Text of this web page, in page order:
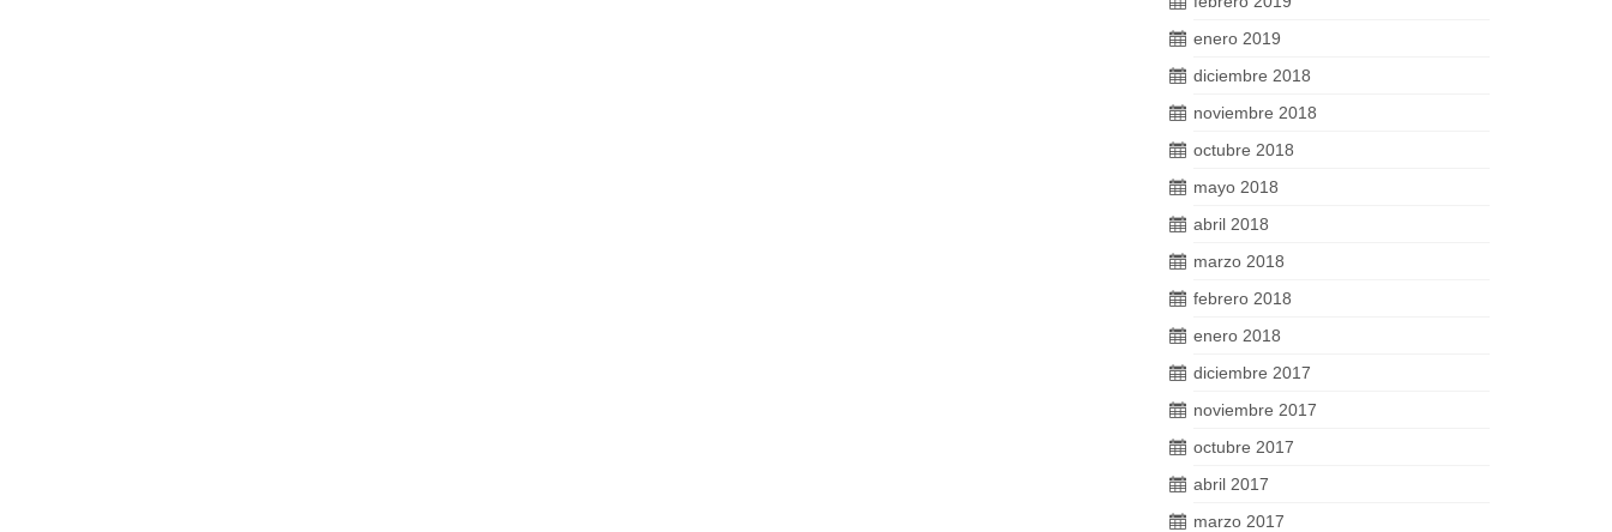
enero 2019
diciembre 2018
noviembre 2018
octubre 2018
mayo 2018
abril 2018
marzo 2018
febrero 2018
enero 2018
diciembre 2017
noviembre 2017
octubre 2017
abril 2017
marzo 2017